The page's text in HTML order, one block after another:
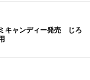
キャンディー発売 じろ